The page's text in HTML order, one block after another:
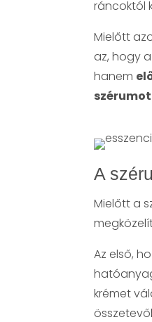
ráncoktól
Mielőtt
az, hogy
hanem
A
Mielőtt a
Az első,
krémet